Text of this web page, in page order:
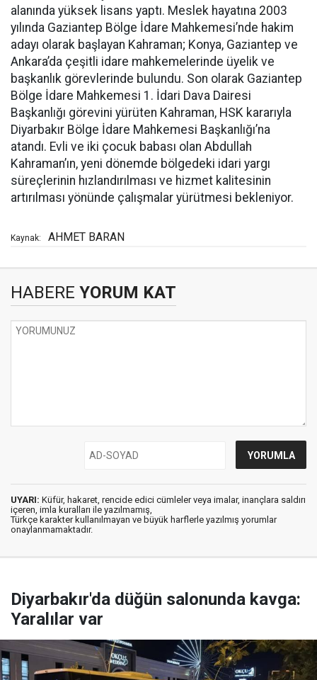
alanında yüksek lisans yaptı. Meslek hayatına 2003
yılında Gaziantep Bölge İdare Mahkemesi’nde hakim
adayı olarak başlayan Kahraman; Konya, Gaziantep ve
Ankara’da çeşitli idare mahkemelerinde üyelik ve
başkanlık görevlerinde bulundu. Son olarak Gaziantep
Bölge İdare Mahkemesi 1. İdari Dava Dairesi
Başkanlığı görevini yürüten Kahraman, HSK kararıyla
Diyarbakır Bölge İdare Mahkemesi Başkanlığı’na
atandı. Evli ve iki çocuk babası olan Abdullah
Kahraman’ın, yeni dönemde bölgedeki idari yargı
süreçlerinin hızlandırılması ve hizmet kalitesinin
artırılması yönünde çalışmalar yürütmesi bekleniyor.
Kaynak: AHMET BARAN
HABERE YORUM KAT
UYARI: Küfür, hakaret, rencide edici cümleler veya imalar, inançlara saldırı
içeren, imla kuralları ile yazılmamış,
Türkçe karakter kullanılmayan ve büyük harflerle yazılmış yorumlar
onaylanmamaktadır.
Diyarbakır'da düğün salonunda kavga:
Yaralılar var